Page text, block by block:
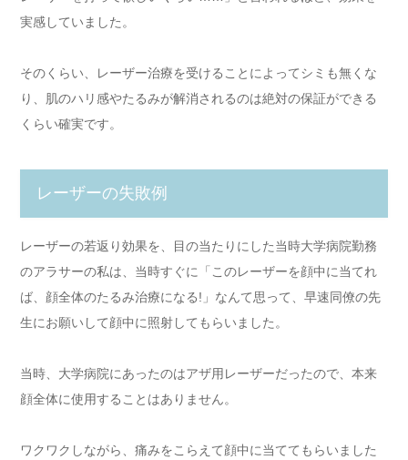
実感していました。
そのくらい、レーザー治療を受けることによってシミも無くな
り、肌のハリ感やたるみが解消されるのは絶対の保証ができる
くらい確実です。
レーザーの失敗例
レーザーの若返り効果を、目の当たりにした当時大学病院勤務
のアラサーの私は、当時すぐに「このレーザーを顔中に当てれ
ば、顔全体のたるみ治療になる!」なんて思って、早速同僚の先
生にお願いして顔中に照射してもらいました。
当時、大学病院にあったのはアザ用レーザーだったので、本来
顔全体に使用することはありません。
ワクワクしながら、痛みをこらえて顔中に当ててもらいました